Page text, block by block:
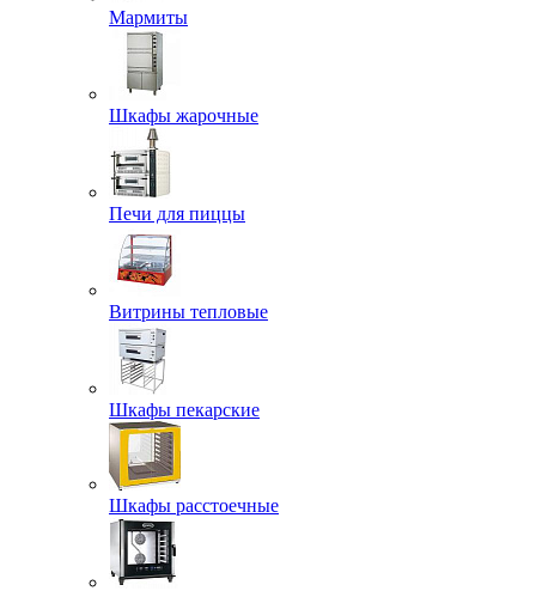
Мармиты
Шкафы жарочные
Печи для пиццы
Витрины тепловые
Шкафы пекарские
Шкафы расстоечные